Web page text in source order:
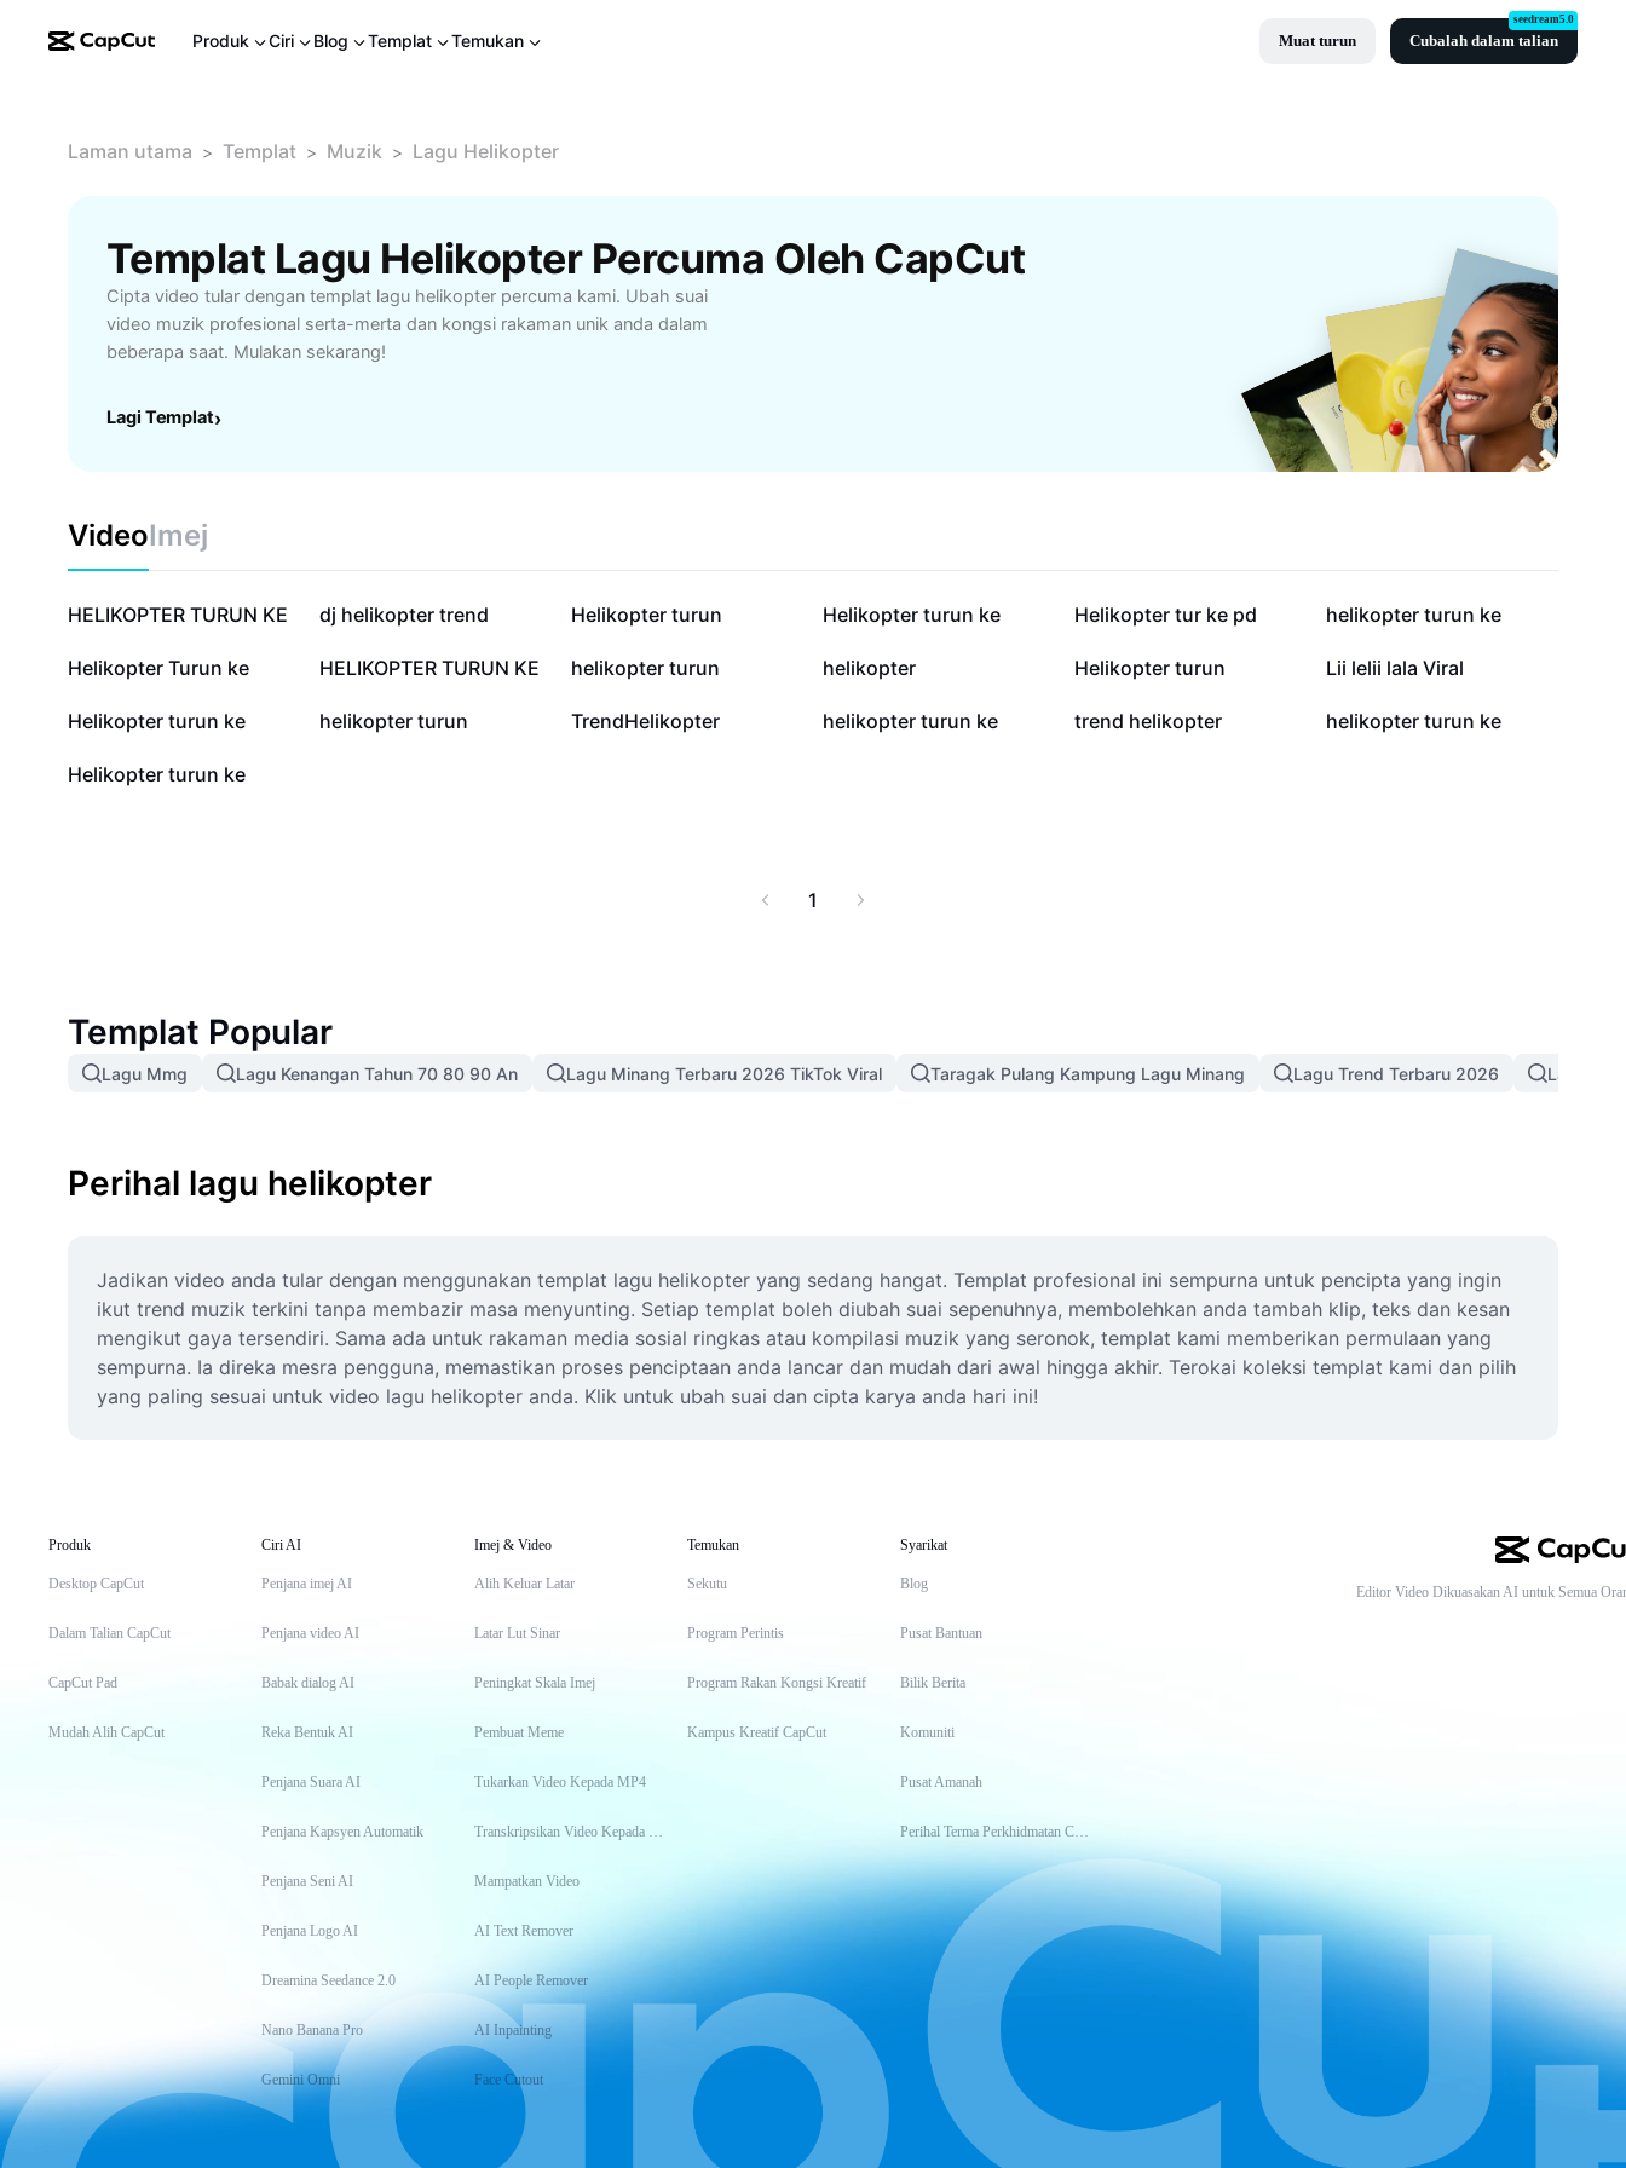
Produk Ciri Blog Templat Temukan Muat turun Cubalah dalam talian
seedream5.0
Laman utama > Templat > Muzik > Lagu Helikopter
Templat Lagu Helikopter Percuma Oleh CapCut
Cipta video tular dengan templat lagu helikopter percuma kami. Ubah suai
video muzik profesional serta-merta dan kongsi rakaman unik anda dalam
beberapa saat. Mulakan sekarang!
Lagi Templat›
VideoImej
278.8K
HELIKOPTER TURUN KE 264.9K
dj helikopter trend 254K
Helikopter turun 80.7K
Helikopter turun ke 66.8K
Helikopter tur ke pd 45.4K
helikopter turun ke
15K
Helikopter Turun ke 4.7K
HELIKOPTER TURUN KE 2.7K
helikopter turun 1.7K
helikopter 1.5K
Helikopter turun 1.4K
Lii lelii lala Viral
637
Helikopter turun ke 412
helikopter turun 332
TrendHelikopter 285
helikopter turun ke 257
trend helikopter 253
helikopter turun ke
86
Helikopter turun ke
1
Templat Popular
Lagu Mmg Lagu Kenangan Tahun 70 80 90 An Lagu Minang Terbaru 2026 TikTok Viral Taragak Pulang Kampung Lagu Minang Lagu Trend Terbaru 2026 Lagu
Perihal lagu helikopter
Jadikan video anda tular dengan menggunakan templat lagu helikopter yang sedang hangat. Templat profesional ini sempurna untuk pencipta yang ingin
ikut trend muzik terkini tanpa membazir masa menyunting. Setiap templat boleh diubah suai sepenuhnya, membolehkan anda tambah klip, teks dan kesan
mengikut gaya tersendiri. Sama ada untuk rakaman media sosial ringkas atau kompilasi muzik yang seronok, templat kami memberikan permulaan yang
sempurna. Ia direka mesra pengguna, memastikan proses penciptaan anda lancar dan mudah dari awal hingga akhir. Terokai koleksi templat kami dan pilih
yang paling sesuai untuk video lagu helikopter anda. Klik untuk ubah suai dan cipta karya anda hari ini!
Produk
Desktop CapCut
Dalam Talian CapCut
CapCut Pad
Mudah Alih CapCut
Ciri AI
Penjana imej AI
Penjana video AI
Babak dialog AI
Reka Bentuk AI
Penjana Suara AI
Penjana Kapsyen Automatik
Penjana Seni AI
Penjana Logo AI
Dreamina Seedance 2.0
Nano Banana Pro
Gemini Omni
Imej & Video
Alih Keluar Latar
Latar Lut Sinar
Peningkat Skala Imej
Pembuat Meme
Tukarkan Video Kepada MP4
Transkripsikan Video Kepada Teks
Mampatkan Video
AI Text Remover
AI People Remover
AI Inpainting
Face Cutout
Temukan
Sekutu
Program Perintis
Program Rakan Kongsi Kreatif
Kampus Kreatif CapCut
Syarikat
Blog
Pusat Bantuan
Bilik Berita
Komuniti
Pusat Amanah
Perihal Terma Perkhidmatan CapCut
Editor Video Dikuasakan AI untuk Semua